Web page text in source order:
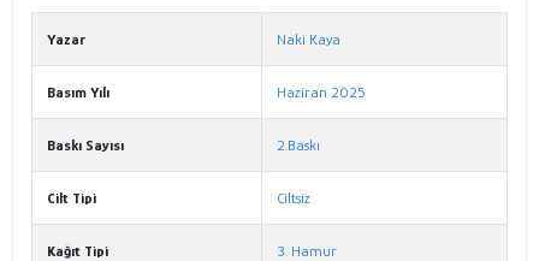
Yazar Naki Kaya
Basım Yılı Haziran 2025
Baskı Sayısı 2.Baskı
Cilt Tipi Ciltsiz
Kağıt Tipi 3. Hamur